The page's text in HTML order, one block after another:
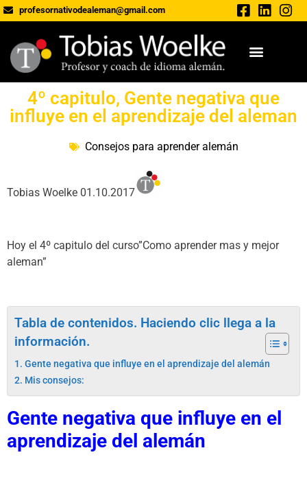
profesornativodealeman@gmail.com
4º capitulo, Gente negativa que
influye en el aprendizaje del aleman
Consejos para aprender alemán
Tobias Woelke 01.10.2017
Hoy el 4º capitulo del curso”Como aprender mas y mejor
aleman”
Tabla de contenidos. Haciendo clic llega a la
información.
Gente negativa que influye en el aprendizaje del alemán
Mis consejos:
Gente negativa que influye en el
aprendizaje del alemán